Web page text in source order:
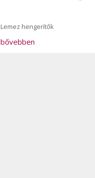
Lemez hengerítők
bővebben